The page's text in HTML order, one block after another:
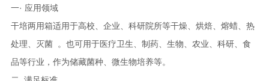
一· 应用领域
干培两用箱适用于高校、企业、科研院所等干燥、烘焙、熔蜡、热
处理、灭菌 。也可用于医疗卫生、制药、生物、农业、科研、食
品等行业，作为储藏菌种、微生物培养等。